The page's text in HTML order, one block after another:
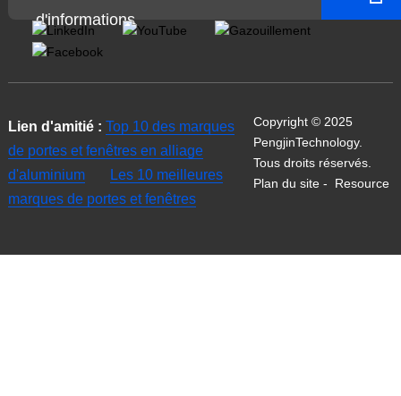
d'informations
Lien d'amitié : Top 10 des marques
de portes et fenêtres en alliage
d'aluminium
Les 10 meilleures
marques de portes et fenêtres
Copyright © 2025
PengjinTechnology.
Tous droits réservés.
Plan du site- Resource